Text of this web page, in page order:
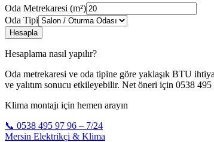
Oda Metrekaresi (m²)
Oda Tipi
Hesapla
Hesaplama nasıl yapılır?
Oda metrekaresi ve oda tipine göre yaklaşık BTU
ve yalıtım sonucu etkileyebilir. Net öneri için 0538
Klima montajı için hemen arayın
📞 0538 495 97 96 – 7/24
Mersin Elektrikçi & Klima